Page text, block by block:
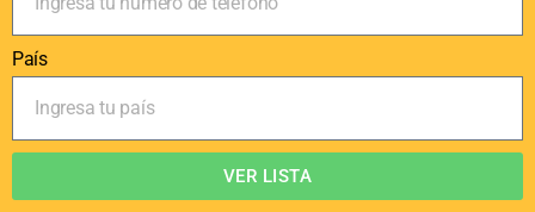
País
VER LISTA